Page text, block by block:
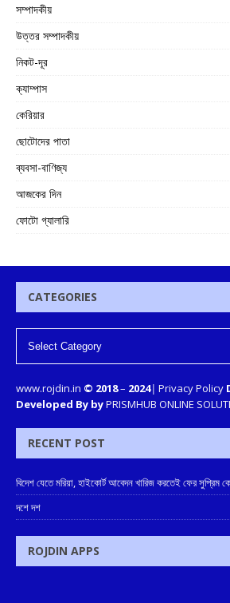
সম্পাদকীয়
উত্তর সম্পাদকীয়
নিকট-দূর
ক্যাম্পাস
কেরিয়ার
ছোটোদের পাতা
ব্যবসা-বাণিজ্য
আজকের দিন
ফোটো গ্যালারি
CATEGORIES
www.rojdin.in © 2018– 2024| Privacy Policy
Developed By byPRISMHUB ONLINE
RECENT POST
বিদেশ যেতে মরিয়া, হাইকোর্ট আবেদন খারিজ করতেই ফের সুপ্রিম
দশে দশ
ROJDIN APPS